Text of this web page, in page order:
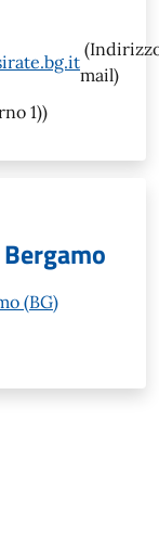
mail)
1))
(BG)